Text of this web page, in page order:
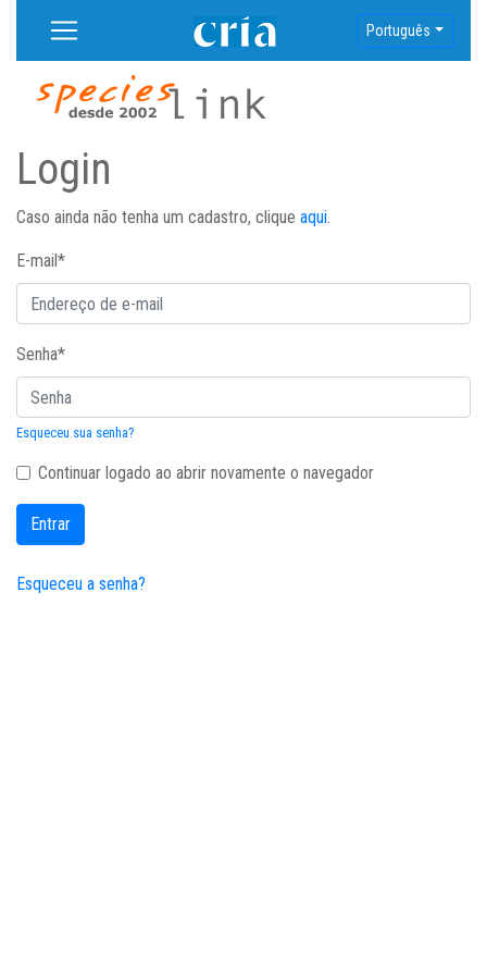
Português
Login
Caso ainda não tenha um cadastro, clique aqui.
E-mail*
Senha*
Esqueceu sua senha?
Continuar logado ao abrir novamente o navegador
Entrar
Esqueceu a senha?